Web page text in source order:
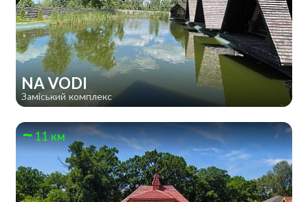
NA VODI
Заміський комплекс
11 км